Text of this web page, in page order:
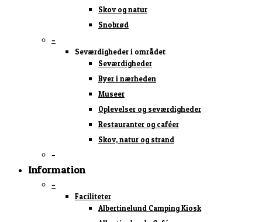
Skov og natur
Snobrød
–
Seværdigheder i området
Seværdigheder
Byer i nærheden
Museer
Oplevelser og seværdigheder
Restauranter og caféer
Skov, natur og strand
–
Information
–
Faciliteter
Albertinelund Camping Kiosk